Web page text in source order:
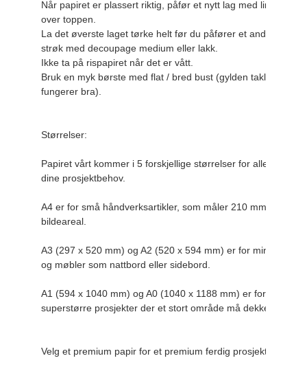
Når papiret er plassert riktig, påfør et nytt lag med lim
over toppen.
La det øverste laget tørke helt før du påfører et andre
strøk med decoupage medium eller lakk.
Ikke ta på rispapiret når det er vått.
Bruk en myk børste med flat / bred bust (gylden taklon
fungerer bra).
Størrelser:
Papiret vårt kommer i 5 forskjellige størrelser for alle
dine prosjektbehov.
A4 er for små håndverksartikler, som måler 210 mm x 297
bildeareal.
A3 (297 x 520 mm) og A2 (520 x 594 mm) er for mindre
og møbler som nattbord eller sidebord.
A1 (594 x 1040 mm) og A0 (1040 x 1188 mm) er for store og
superstørre prosjekter der et stort område må dekkes.
Velg et premium papir for et premium ferdig prosjekt.